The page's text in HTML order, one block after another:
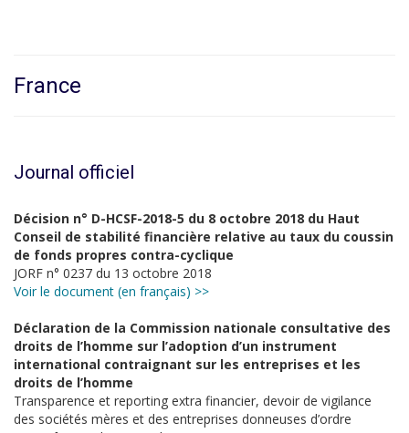
France
Journal officiel
Décision n° D-HCSF-2018-5 du 8 octobre 2018 du Haut
Conseil de stabilité financière relative au taux du coussin
de fonds propres contra-cyclique
JORF n° 0237 du 13 octobre 2018
Voir le document (en français) >>
Déclaration de la Commission nationale consultative des
droits de l’homme sur l’adoption d’un instrument
international contraignant sur les entreprises et les
droits de l’homme
Transparence et reporting extra financier, devoir de vigilance
des sociétés mères et des entreprises donneuses d’ordre